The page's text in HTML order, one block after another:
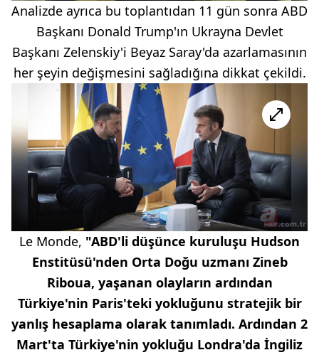
Analizde ayrıca bu toplantıdan 11 gün sonra ABD
Başkanı Donald Trump'ın Ukrayna Devlet
Başkanı Zelenskiy'i Beyaz Saray'da azarlamasının
her şeyin değişmesini sağladığına dikkat çekildi.
Le Monde, "ABD'li düşünce kuruluşu Hudson
Enstitüsü'nden Orta Doğu uzmanı Zineb
Riboua, yaşanan olayların ardından
Türkiye'nin Paris'teki yokluğunu stratejik bir
yanlış hesaplama olarak tanımladı. Ardından 2
Mart'ta Türkiye'nin yokluğu Londra'da İngiliz